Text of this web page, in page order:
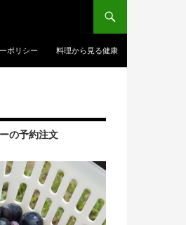
ポリシー 料理から見る健康
の予約注文